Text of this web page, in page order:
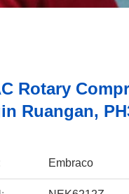
Rotary
Ruangan,
Embraco